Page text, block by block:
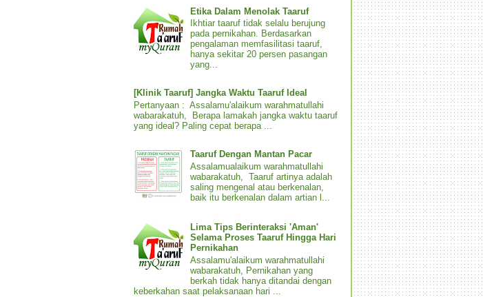
Etika Dalam Menolak Taaruf
Ikhtiar taaruf tidak selalu berujung
pada pernikahan. Berdasarkan
pengalaman memfasilitasi taaruf,
hanya sekitar 20 persen pasangan
yang...
[Klinik Taaruf] Jangka Waktu Taaruf Ideal
Pertanyaan : Assalamu'alaikum warahmatullahi
wabarakatuh, Berapa lamakah jangka waktu taaruf
yang ideal? Paling cepat berapa ...
Taaruf Dengan Mantan Pacar
Assalamualaikum warahmatullahi
wabarakatuh, Taaruf artinya adalah
saling mengenal atau berkenalan,
baik itu berkenalan dalam artian l...
Lima Tips Berinteraksi 'Aman'
Selama Proses Taaruf Hingga Hari
Pernikahan
Assalamu'alaikum warahmatullahi
wabarakatuh, Pernikahan yang
berkah tidak hanya ditandai dengan
keberkahan saat pelaksanaan hari ...